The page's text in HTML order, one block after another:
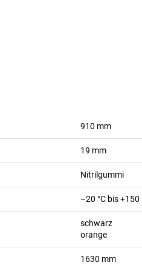
910 mm
19 mm
Nitrilgummi
–20 °C bis +150
schwarz
orange
1630 mm